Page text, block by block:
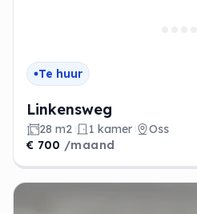
Te huur
Linkensweg
28 m2 1 kamer
Oss
€ 700 /maand